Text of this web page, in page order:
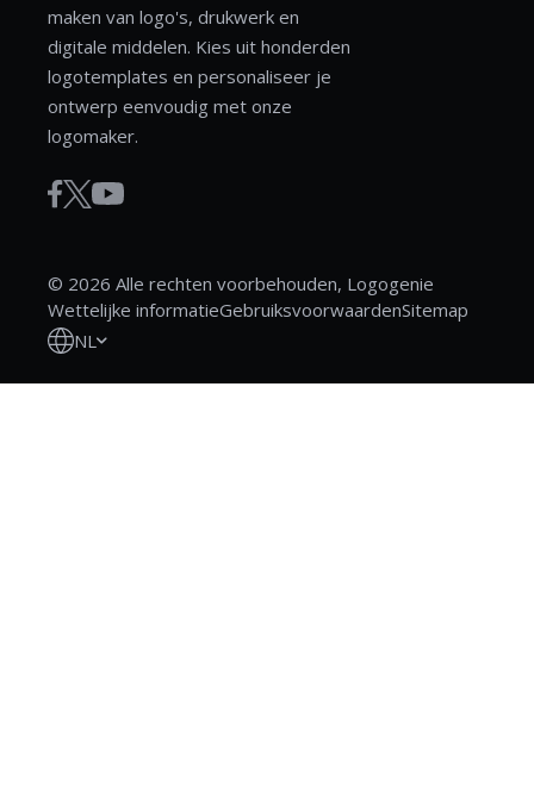
maken van logo's, drukwerk en
digitale middelen. Kies uit honderden
logotemplates en personaliseer je
ontwerp eenvoudig met onze
logomaker.
© 2026 Alle rechten voorbehouden, Logogenie
Wettelijke informatieGebruiksvoorwaardenSitemap
NL